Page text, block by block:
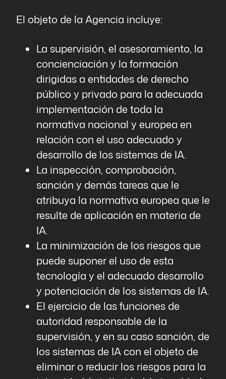
El objeto de la Agencia incluye:
La supervisión, el asesoramiento, la
concienciación y la formación
dirigidas a entidades de derecho
público y privado para la adecuada
implementación de toda la
normativa nacional y europea en
relación con el uso adecuado y
desarrollo de los sistemas de IA.
La inspección, comprobación,
sanción y demás tareas que le
atribuya la normativa europea que le
resulte de aplicación en materia de
IA.
La minimización de los riesgos que
puede suponer el uso de esta
tecnología y el adecuado desarrollo
y potenciación de los sistemas de IA.
El ejercicio de las funciones de
autoridad responsable de la
supervisión, y en su caso sanción, de
los sistemas de IA con el objeto de
eliminar o reducir los riesgos para la